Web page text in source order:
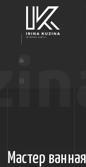
Мастер ванная